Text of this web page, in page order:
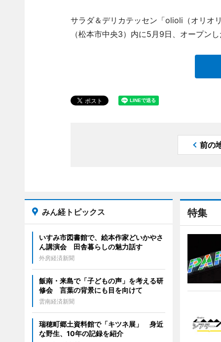
サラダ＆デリカテッセン「olioli（オリオ
（松本市中央3）内に5月9日、オープン
前の
特集
みん経トピックス
いすみ市図書館で、絵本作家どいかやさ
ん講演会 田舎暮らしの魅力話す
外房経済新聞
飯南・来島で「子どもの声」を考える研
修会 言葉の背景にも目を向けて
雲南経済新聞
瑞穂町郷土資料館で「キツネ展」 身近
な野生、10年の記録を紹介